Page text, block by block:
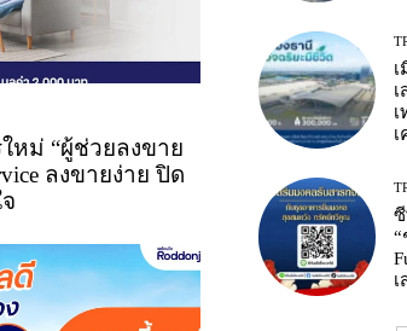
ใหม่ “ผู้ช่วยลงขาย
ลงขายง่าย ปิด